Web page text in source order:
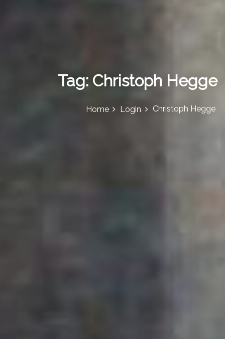
Tag: Christoph Hegge
Home Login Christoph Hegge